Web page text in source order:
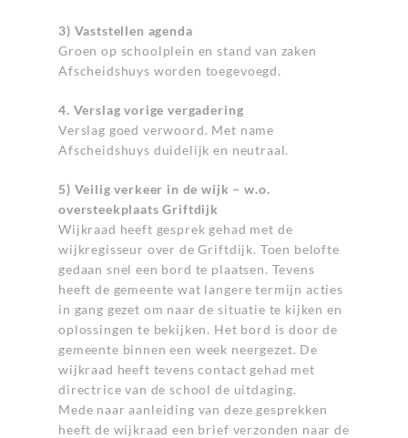
3) Vaststellen agenda
Groen op schoolplein en stand van zaken
Afscheidshuys worden toegevoegd.
4. Verslag vorige vergadering
Verslag goed verwoord. Met name
Afscheidshuys duidelijk en neutraal.
5) Veilig verkeer in de wijk – w.o.
oversteekplaats Griftdijk
Wijkraad heeft gesprek gehad met de
wijkregisseur over de Griftdijk. Toen belofte
gedaan snel een bord te plaatsen. Tevens
heeft de gemeente wat langere termijn acties
in gang gezet om naar de situatie te kijken en
oplossingen te bekijken. Het bord is door de
gemeente binnen een week neergezet. De
wijkraad heeft tevens contact gehad met
directrice van de school de uitdaging.
Mede naar aanleiding van deze gesprekken
heeft de wijkraad een brief verzonden naar de